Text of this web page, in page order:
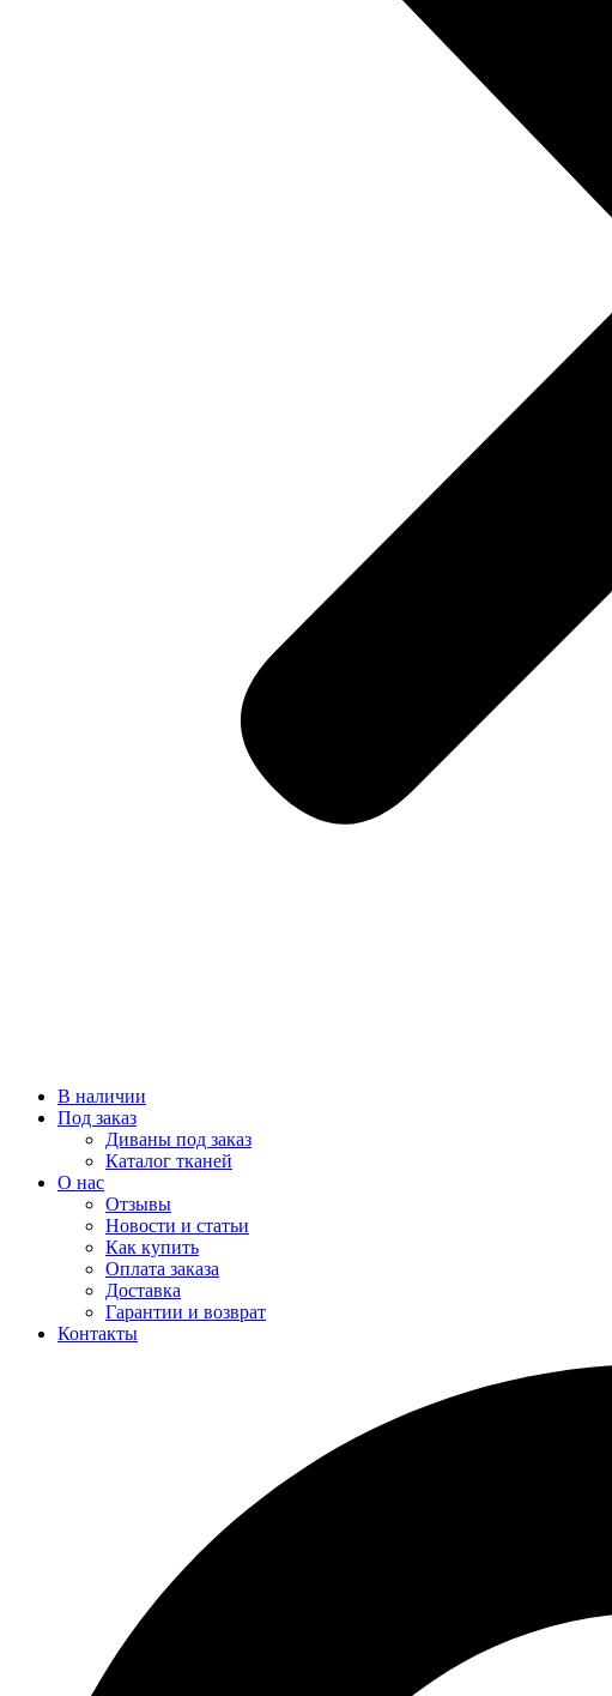
В наличии
Под заказ
Диваны под заказ
Каталог тканей
О нас
Отзывы
Новости и статьи
Как купить
Оплата заказа
Доставка
Гарантии и возврат
Контакты